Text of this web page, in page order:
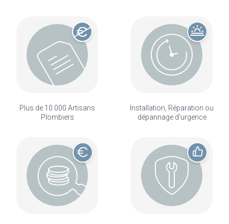
Plus de 10 000 Artisans
Plombiers
Installation, Réparation ou
dépannage d'urgence